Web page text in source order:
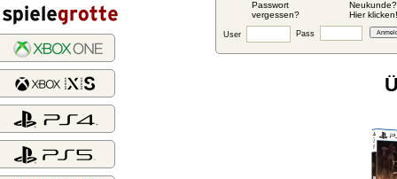
Passwort
vergessen?
Neukunde?
Hier klicken!
User Pass